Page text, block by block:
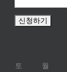
토 월